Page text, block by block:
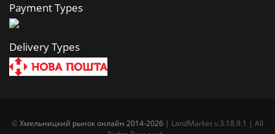
Payment Types
Delivery Types
©Хмельницкий рынок онлайн 2014-2026 | LandMarket v.3.18.9.1 | All